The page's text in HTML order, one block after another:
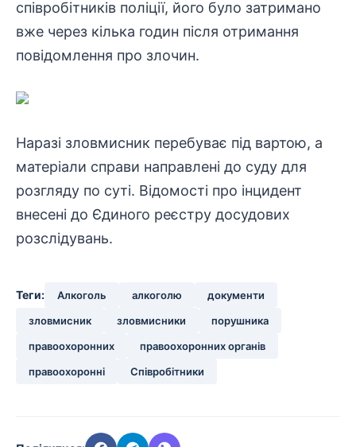
співробітників поліції, його було затримано
вже через кілька годин після отримання
повідомлення про злочин.
Наразі зловмисник перебуває під вартою, а
матеріали справи направлені до суду для
розгляду по суті. Відомості про інцидент
внесені до Єдиного реєстру досудових
розслідувань.
Теги: Алкоголь алкоголю
документи
зловмисник
зловмисники
порушника
правоохоронних
правоохоронних органів
правоохоронні
Співробітники